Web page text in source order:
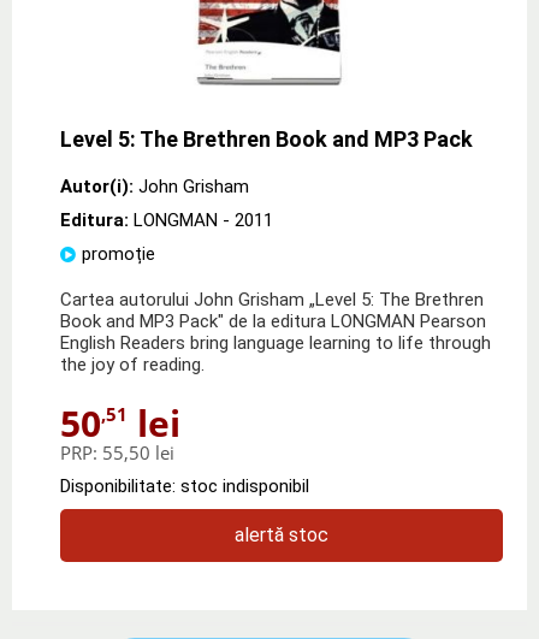
Level 5: The Brethren Book and MP3 Pack
Autor(i): John Grisham
Editura: LONGMAN - 2011
promoție
Cartea autorului John Grisham „Level 5: The Brethren
Book and MP3 Pack" de la editura LONGMAN Pearson
English Readers bring language learning to life through
the joy of reading.
50,51 lei
PRP: 55,50 lei
Disponibilitate: stoc indisponibil
alertă stoc